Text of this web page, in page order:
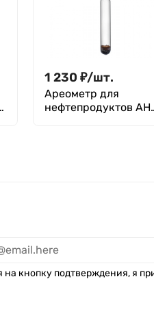
1 230 ₽/шт.
Ареометр для
нефтепродуктов АН
кнопку подтверждения, я